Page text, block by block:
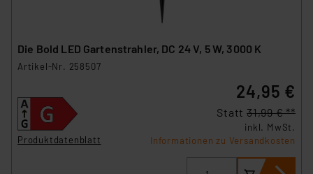
Die Bold LED Gartenstrahler, DC 24 V, 5 W, 3000 K
Artikel-Nr. 258507
Produktdatenblatt
24,95 €
Statt 31,99 € **
inkl. MwSt.
Informationen zu Versandkosten